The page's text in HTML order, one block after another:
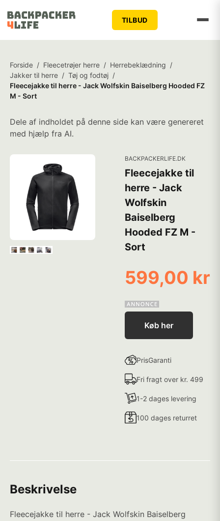
TILBUD
Forside / Fleecetrøjer herre / Herrebeklædning /
Jakker til herre / Tøj og fodtøj /
Fleecejakke til herre - Jack Wolfskin Baiselberg Hooded FZ
M - Sort
Dele af indholdet på denne side kan være genereret
med hjælp fra AI.
BACKPACKERLIFE.DK
Fleecejakke til
herre - Jack
Wolfskin
Baiselberg
Hooded FZ M -
Sort
599,00 kr
Køb her
PrisGaranti
Fri fragt over kr. 499
1-2 dages levering
100 dages returret
Beskrivelse
Fleecejakke til herre - Jack Wolfskin Baiselberg